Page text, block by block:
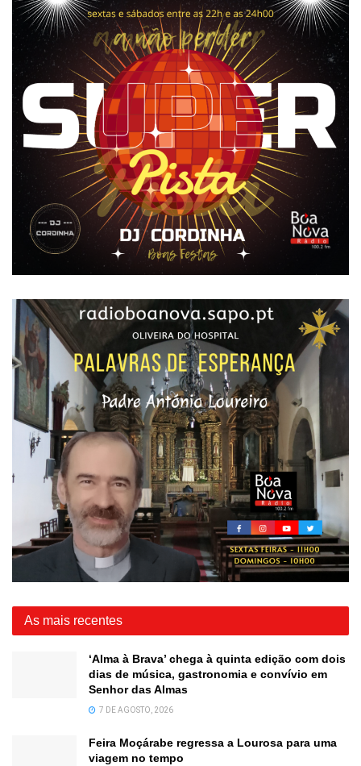
As mais recentes
‘Alma à Brava’ chega à quinta edição com dois
dias de música, gastronomia e convívio em
Senhor das Almas
7 DE AGOSTO, 2026
Feira Moçárabe regressa a Lourosa para uma
viagem no tempo